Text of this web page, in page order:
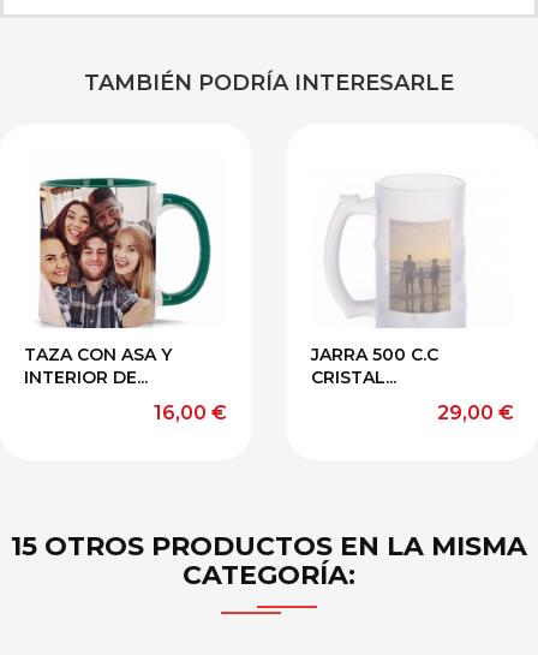
TAMBIÉN PODRÍA INTERESARLE
RojoAzul NEGROAMARILLO
VERDE
TAZA CON ASA Y
INTERIOR DE...
Precio
16,00 €
JARRA 500 C.C
CRISTAL...
Precio
29,00 €
15 OTROS PRODUCTOS EN LA MISMA
CATEGORÍA: